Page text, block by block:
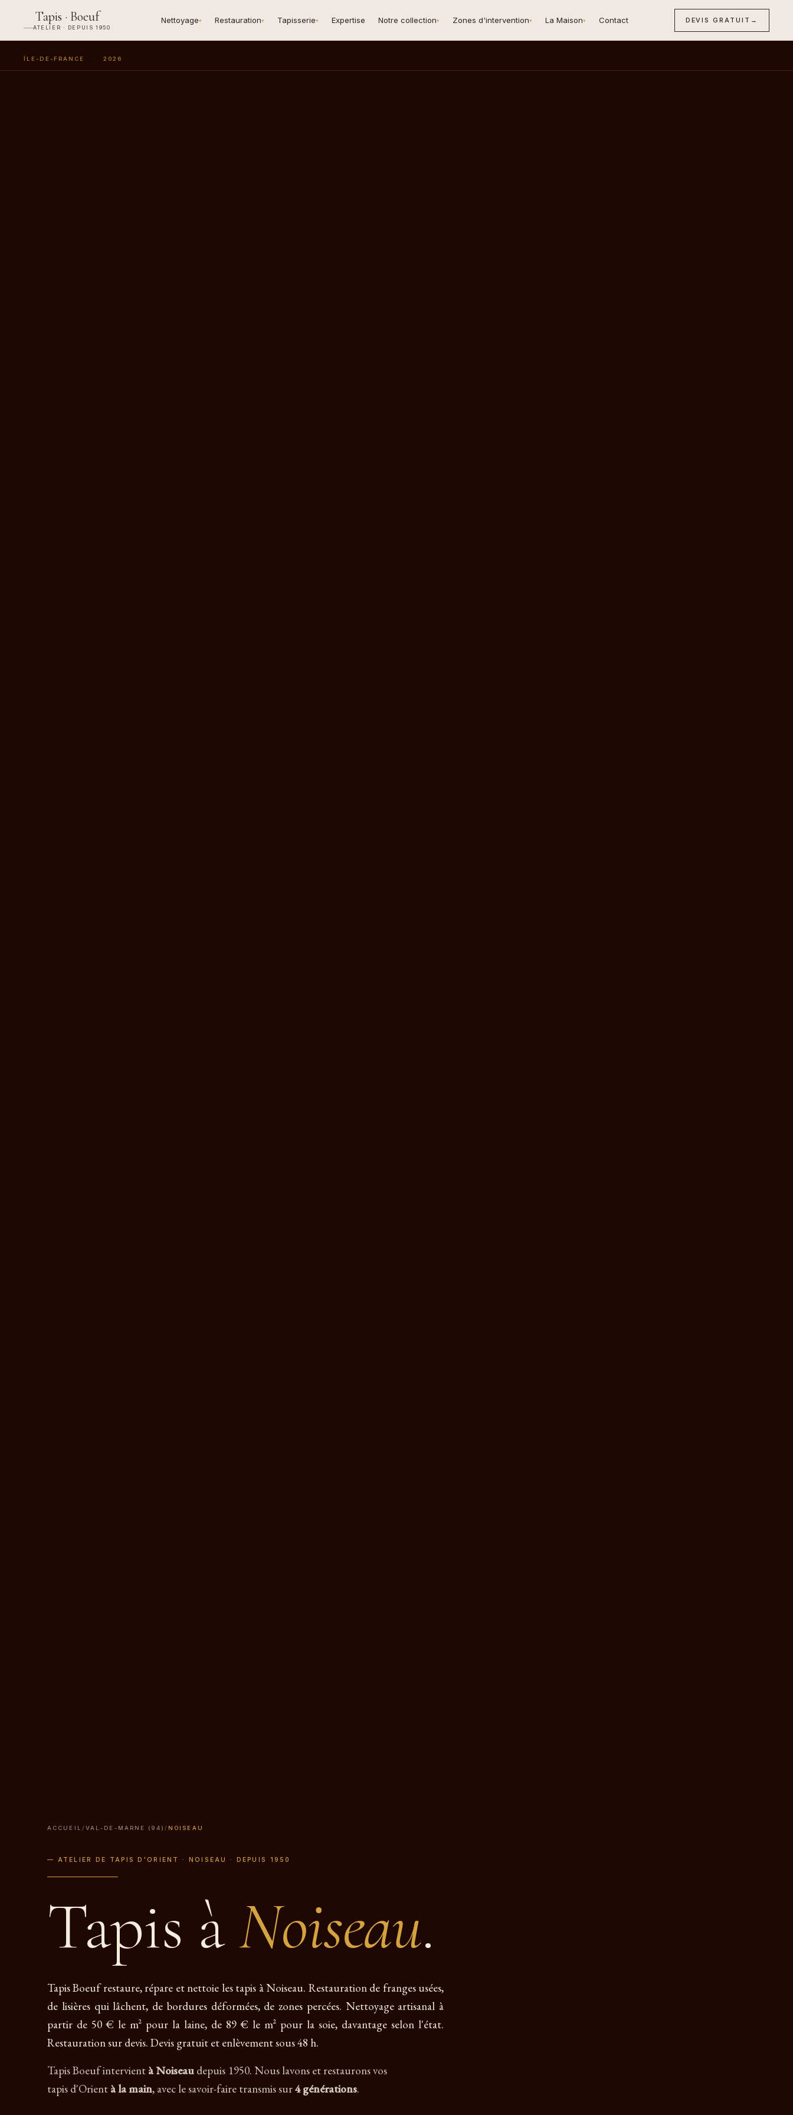
Tapis · Boeuf
ATELIER · DEPUIS 1950
Nettoyage▾ Restauration▾ Tapisserie▾ Expertise Notre collection▾ Zones d'intervention▾ La Maison▾ Contact DEVIS GRATUIT →
ÎLE-DE-FRANCE · 2026
ACCUEIL / VAL-DE-MARNE (94) / NOISEAU
— ATELIER DE TAPIS D'ORIENT · NOISEAU · DEPUIS 1950
Tapis àNoiseau.
Tapis Boeuf restaure, répare et nettoie les tapis à Noiseau. Restauration de franges usées,
de lisières qui lâchent, de bordures déformées, de zones percées. Nettoyage artisanal à
partir de 50 € le m² pour la laine, de 89 € le m² pour la soie, davantage selon l'état.
Restauration sur devis. Devis gratuit et enlèvement sous 48 h.
Tapis Boeuf intervient à Noiseau depuis 1950. Nous lavons et restaurons vos
tapis d'Orient à la main, avec le savoir-faire transmis sur4 générations.